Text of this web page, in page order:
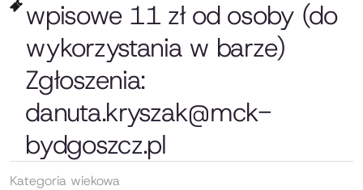
wpisowe 11 zł od osoby (do
wykorzystania w barze)
Zgłoszenia:
danuta.kryszak@mck-
bydgoszcz.pl
Kategoria wiekowa